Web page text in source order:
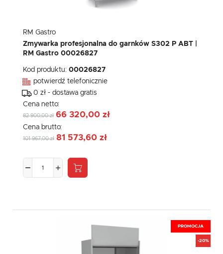
RM Gastro
Zmywarka profesjonalna do garnków S302 P ABT |
RM Gastro 00026827
Kod produktu: 00026827
potwierdź telefonicznie
0 zł - dostawa gratis
Cena netto:
82 900,00 zł 66 320,00 zł
Cena brutto:
101 967,00 zł 81 573,60 zł
PROMOCJA
-20%